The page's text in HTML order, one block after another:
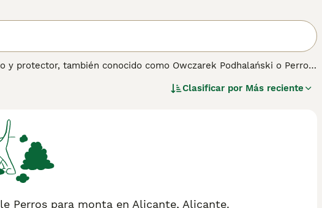
y protector, también conocido como Owczarek Podhalański o Perro
para tareas de guardia. A pesar de su naturaleza protectora, es
Clasificar por Más reciente
Perros para monta en Alicante, Alicante.